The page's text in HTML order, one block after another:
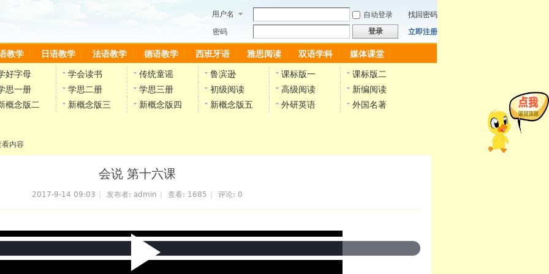
用户名 自动登录
找回密码
密码
登录 立即注册
教学 日语教学 法语教学 德语教学 西班牙语 雅思阅读 双语学科 媒体课堂
好字母 学会读书 传统童谣 鲁滨逊 课标版一
课标版二
思一册
学思二册 学思三册 初级阅读 高级阅读
新编阅读
概念版二
新概念版三 新概念版四 新概念版五 外研英语 外国名著
看内容
会说 第十六课
2017-9-14 09:03 发布者: admin 查看: 1685 评论: 0